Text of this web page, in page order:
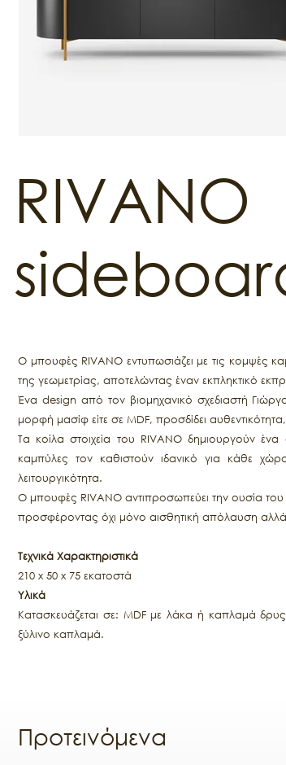
RIVANO
Ο μπουφές RIVANO εντυπωσιάζει με τις κομψές
της γεωμετρίας, αποτελώντας έναν εκπληκτικό
Ένα design από τον βιομηχανικό σχεδιαστή
μορφή μασίφ είτε σε MDF, προσδίδει
Τα κοίλα στοιχεία του RIVANO δημιουργούν
καμπύλες τον καθιστούν ιδανικό για κάθε
λειτουργικότητα.
Ο μπουφές RIVANO αντιπροσωπεύει την ουσία του
προσφέροντας όχι μόνο αισθητική απόλαυση
Τεχνικά Χαρακτηριστικά
210 x 50 x 75 εκατοστά
Υλικά
Κατασκευάζεται σε: MDF με λάκα ή καπλαμά
ξύλινο καπλαμά.
Προτεινόμενα